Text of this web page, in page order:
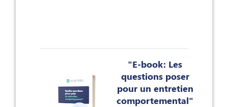
"E-book: Les
questions poser
pour un entretien
comportemental"